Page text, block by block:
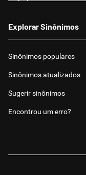
Explorar Sinônimos
Sinônimos populares
Sinônimos atualizados
Sugerir sinônimos
Encontrou um erro?